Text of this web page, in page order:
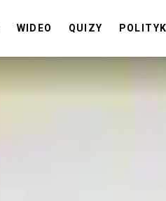
WIDEO QUIZY